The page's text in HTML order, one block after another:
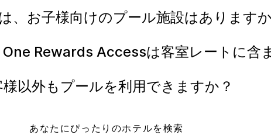
、お子様向けのプール施設はあります
Rewards Accessは客室レートに含
以外もプールを利用できますか？
あなたにぴったりのホテルを検索